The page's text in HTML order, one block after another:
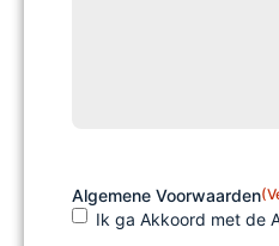
Algemene Voorwaarden
Ik ga Akkoord met de